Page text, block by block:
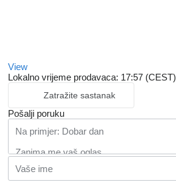
View
Lokalno vrijeme prodavaca: 17:57 (CEST)
Zatražite sastanak
Pošalji poruku